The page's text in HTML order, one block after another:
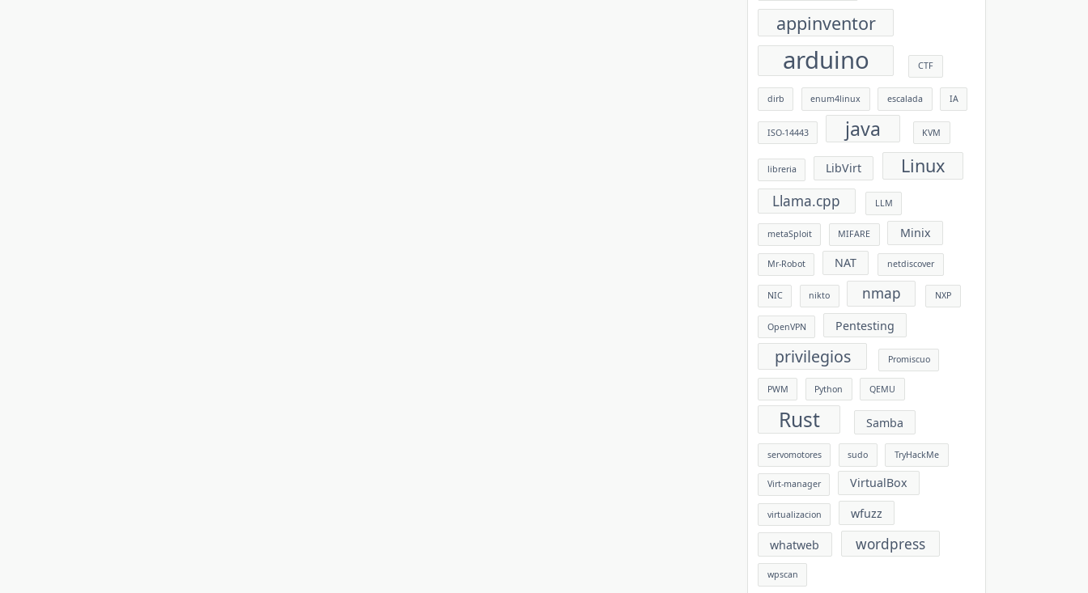
appinventor
arduino CTF
dirb enum4linux escalada IA
ISO-14443 java KVM
libreria LibVirt Linux
Llama.cpp LLM
metaSploit MIFARE Minix
Mr-Robot NAT netdiscover
NIC nikto nmap NXP
OpenVPN Pentesting
privilegios Promiscuo
PWM Python QEMU
Rust Samba
servomotores sudo TryHackMe
Virt-manager VirtualBox
virtualizacion wfuzz
whatweb wordpress
wpscan